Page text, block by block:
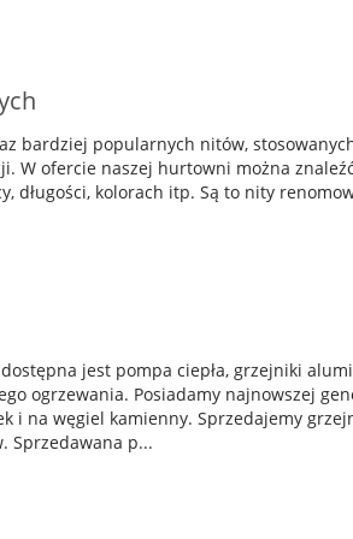
bardziej popularnych nitów,
W ofercie naszej hurtowni można
długości, kolorach itp. Są to nity
jest pompa ciepła, grzejniki
ogrzewania. Posiadamy najnowszej
i na węgiel kamienny. Sprzedajemy
Sprzedawana p...